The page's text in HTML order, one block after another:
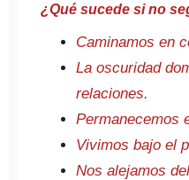
¿Qué sucede si no
Caminamos en
La oscuridad
relaciones.
Permanecemos
Vivimos bajo el
Nos alejamos